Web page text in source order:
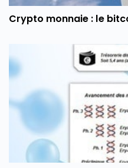
Crypto monnaie : le